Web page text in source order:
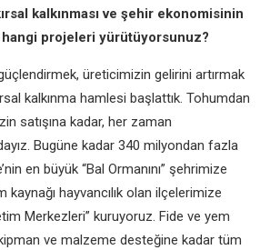
kalkınması ve şehir ekonomisinin
projeleri yürütüyorsunuz?
üreticimizin gelirini artırmak
kalkınma hamlesi başlattık. Tohumdan
satışına kadar, her zaman
Bugüne kadar 340 milyondan fazla
en büyük “Bal Ormanını” şehrimize
kaynağı hayvancılık olan ilçelerimize
Merkezleri” kuruyoruz. Fide ve yem
ve malzeme desteğine kadar tüm